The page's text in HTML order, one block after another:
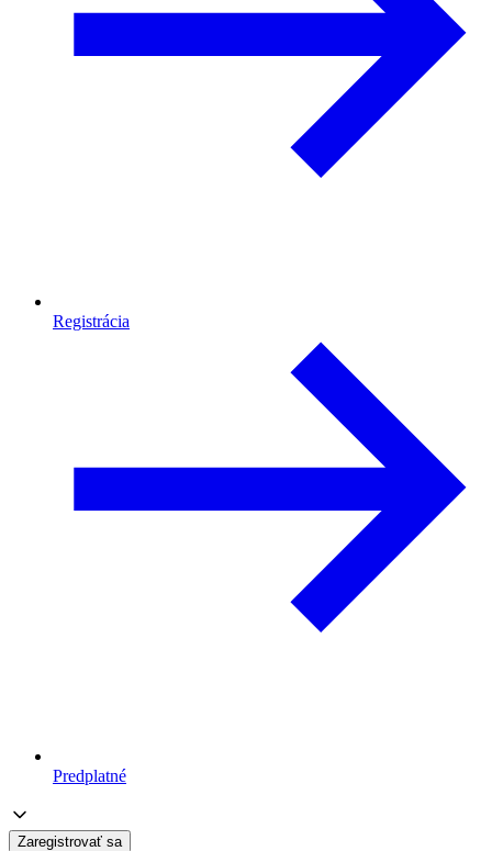
Registrácia
Predplatné
Zaregistrovať sa